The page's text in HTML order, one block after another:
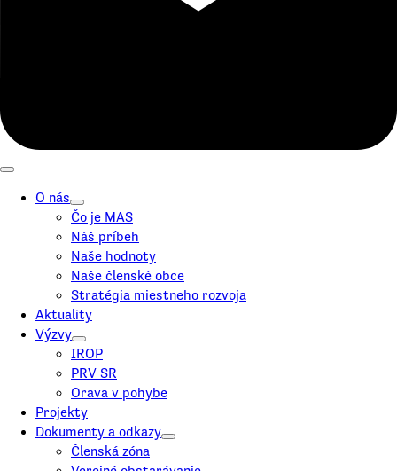
O nás
Čo je MAS
Náš príbeh
Naše hodnoty
Naše členské obce
Stratégia miestneho rozvoja
Aktuality
Výzvy
IROP
PRV SR
Orava v pohybe
Projekty
Dokumenty a odkazy
Členská zóna